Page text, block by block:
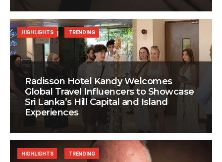
Radisson Hotel Kandy Welcomes
Global Travel Influencers to Showcase
Sri Lanka’s Hill Capital and Island
Experiences
HIGHLIGHTS TRENDING
HIGHLIGHTS TRENDING